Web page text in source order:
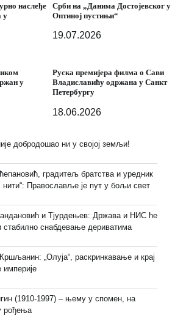
наслеђе
у
Срби на „Данима Достојевског у
Оптиној пустињи“
19.07.2026
у
Руска премијера филма о Сави
Владиславићу одржана у Санкт
Петербургу
18.06.2026
добродошао ни у својој земљи!
градитељ братства и уредник
нити“: Православље је пут у бољи свет
и Тјурдењев: Држава и НИС ће
стабилно снабдевање дериватима
„Олуја“, раскринкавање и крај
империје
(1910-1997) – њему у спомен, на
рођења